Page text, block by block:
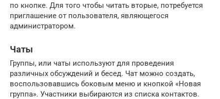
по кнопке. Для того чтобы читать вторые, потребуется
приглашение от пользователя, являющегося
администратором.
Чаты
Группы, или чаты используют для проведения
различных обсуждений и бесед. Чат можно создать,
воспользовавшись боковым меню и кнопкой «Новая
группа». Участники выбираются из списка контактов.